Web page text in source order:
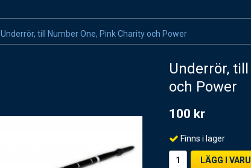
Underrör, till Number One, Pink Charity och Power
Underrör,
och Power
100 kr
Finns i lager
LÄGG I